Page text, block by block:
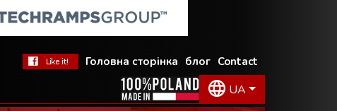
Contact
блог
Головна сторінка
UA